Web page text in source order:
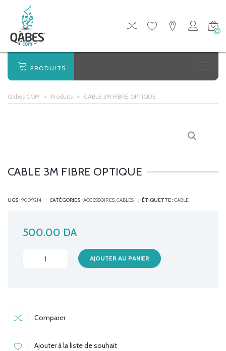
0
PRODUITS
Qabes COM > Produits > CABLE 3M FIBRE OPTIQUE
CABLE 3M FIBRE OPTIQUE
UGS :9009214 CATÉGORIES :ACCESSOIRES,CABLES ÉTIQUETTE :CABLE
500.00 DA
CABLE
3M
AJOUTER AU PANIER
Comparer
Ajouter à la liste de souhait